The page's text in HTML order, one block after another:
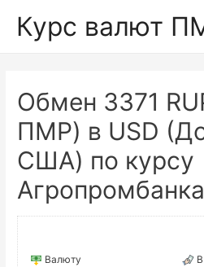
Курс валют
Обмен 3371
ПМР) в USD
США) по курсу
Агропромбанка
Валюту В